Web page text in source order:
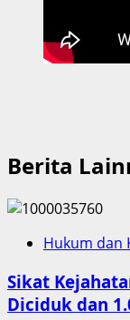
Berita
Hukum dan
Sikat
Diciduk dan